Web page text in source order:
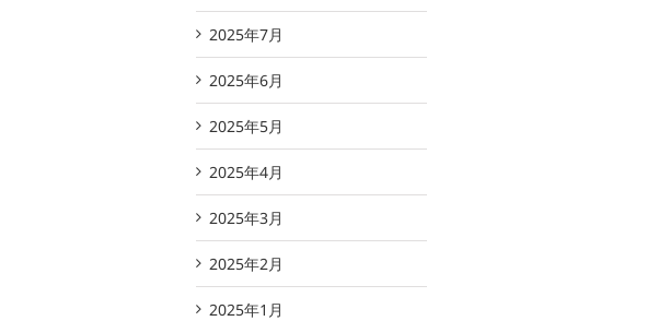
2025年7月
2025年6月
2025年5月
2025年4月
2025年3月
2025年2月
2025年1月